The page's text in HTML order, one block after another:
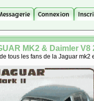
MK2 & Daimler V8
tous les fans de la Jaguar mk2